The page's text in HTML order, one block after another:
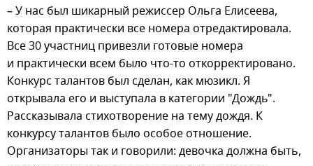
– У нас был шикарный режиссер Ольга Елисеева,
которая практически все номера отредактировала.
Все 30 участниц привезли готовые номера
и практически всем было что-то откорректировано.
Конкурс талантов был сделан, как мюзикл. Я
открывала его и выступала в категории "Дождь".
Рассказывала стихотворение на тему дождя. К
конкурсу талантов было особое отношение.
Организаторы так и говорили: девочка должна быть,